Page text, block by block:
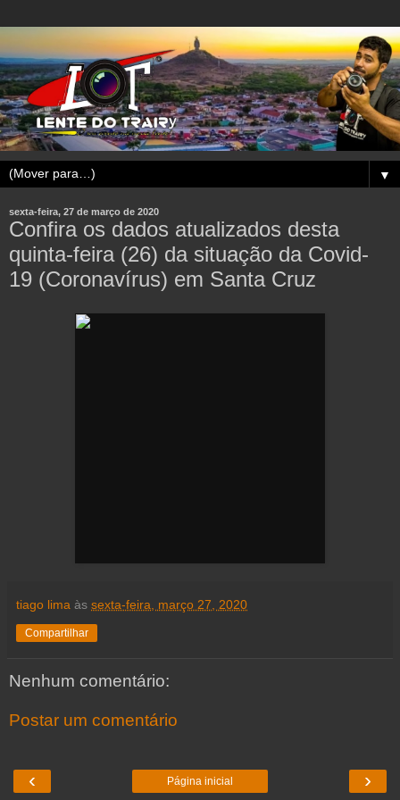
▼
sexta-feira, 27 de março de 2020
Confira os dados atualizados desta
quinta-feira (26) da situação da Covid-
19 (Coronavírus) em Santa Cruz
tiago lima às sexta-feira, março 27, 2020
Compartilhar
Nenhum comentário:
Postar um comentário
‹ ›
Página inicial